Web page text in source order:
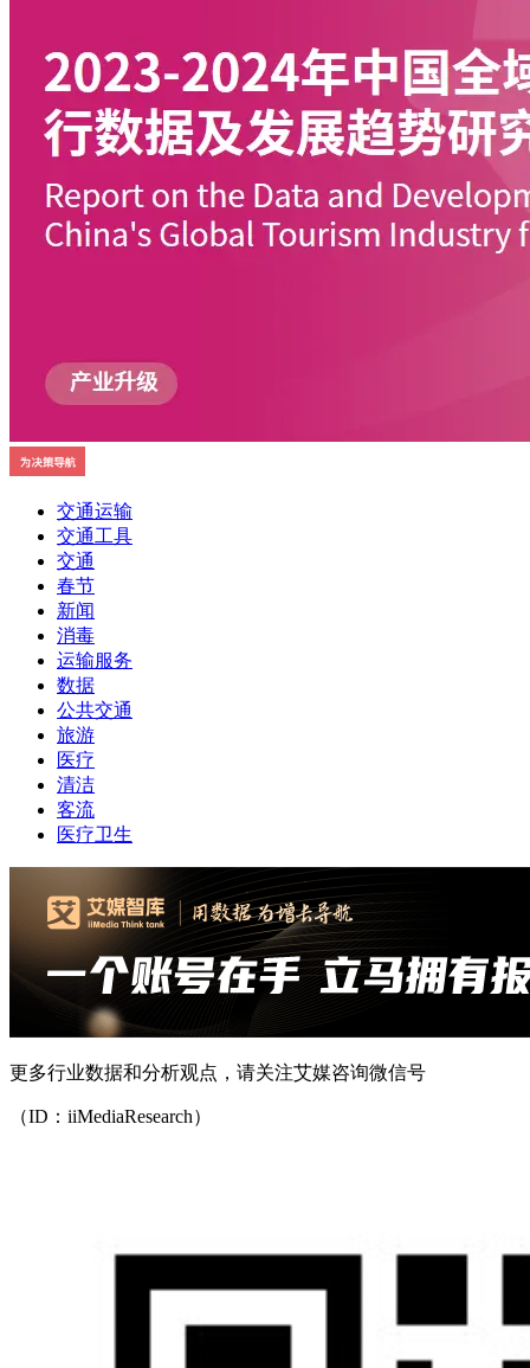
交通运输
交通工具
交通
春节
新闻
消毒
运输服务
数据
公共交通
旅游
医疗
清洁
客流
医疗卫生
更多行业数据和分析观点，请关注艾媒咨询微信号
（ID：iiMediaResearch）